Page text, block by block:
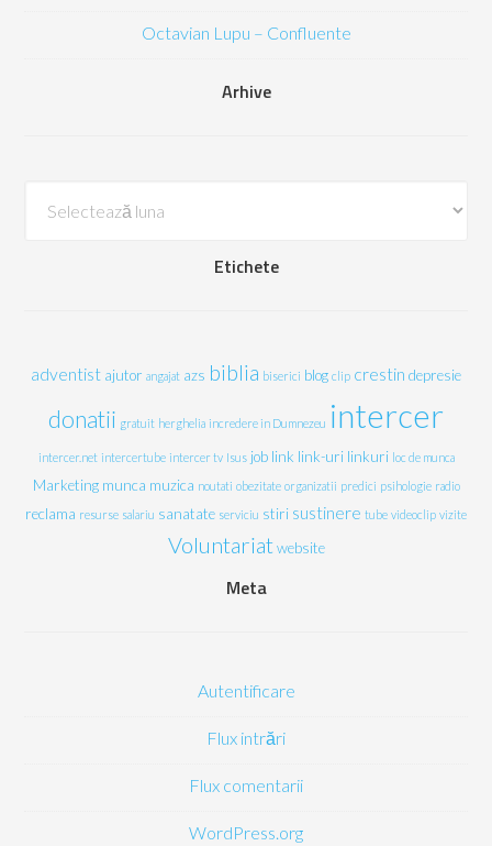
Octavian Lupu – Confluente
Arhive
Etichete
adventist ajutor angajat azs biblia biserici blog clip crestin depresie
donatii gratuit herghelia incredere in Dumnezeu intercer
intercer.net intercertube intercer tv Isus job link link-uri linkuri loc de munca
Marketing munca muzica noutati obezitate organizatii predici psihologie radio
reclama resurse salariu sanatate serviciu stiri sustinere tube videoclip vizite
Voluntariat website
Meta
Autentificare
Flux intrări
Flux comentarii
WordPress.org